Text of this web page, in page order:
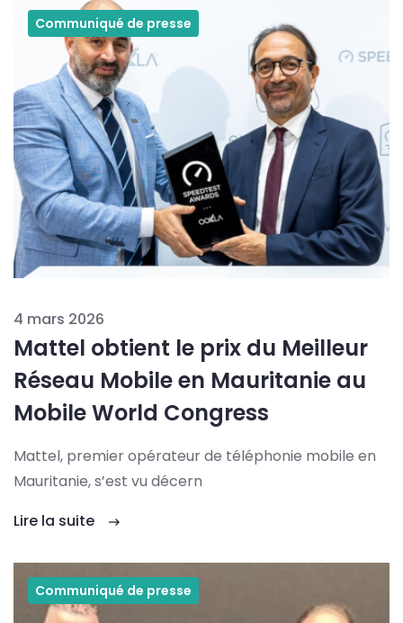
Communiqué de presse
4 mars 2026
Mattel obtient le prix du Meilleur
Réseau Mobile en Mauritanie au
Mobile World Congress
Mattel, premier opérateur de téléphonie mobile en
Mauritanie, s’est vu décern
Lire la suite
Communiqué de presse